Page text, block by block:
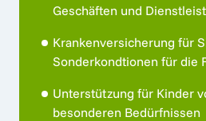
Geschäften und
Krankenversicherung für
Sonderkondtionen für die
Unterstützung für Kinder
besonderen Bedürfnissen